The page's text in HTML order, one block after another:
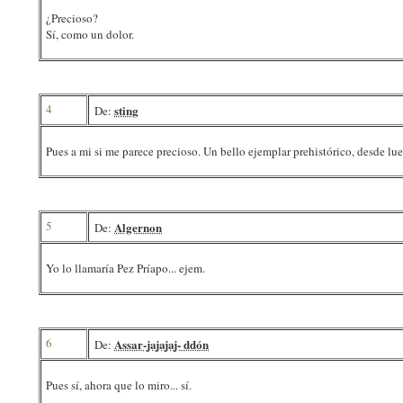
¿Precioso?
Sí, como un dolor.
4 De: sting
Pues a mi si me parece precioso. Un bello ejemplar prehistórico, desde
5 De: Algernon
Yo lo llamaría Pez Príapo... ejem.
6 De: Assar-jajajaj- ddón
Pues sí, ahora que lo miro... sí.